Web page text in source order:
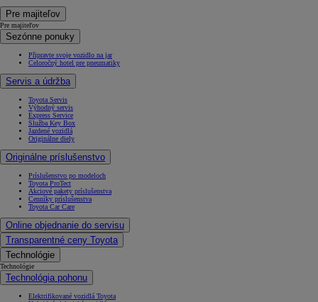
Pre majiteľov
Pre majiteľov
Sezónne ponuky
Připravte svoje vozidlo na jar
Celoročný hotel pre pneumatiky
Servis a údržba
Toyota Servis
Výhodný servis
Express Service
Služba Key Box
Jazdené vozidlá
Originálne diely
Originálne príslušenstvo
Príslušenstvo po modeloch
Toyota ProTect
Akciové pakety príslušenstva
Cenníky príslušenstva
Toyota Car Care
Online objednanie do servisu
Transparentné ceny Toyota
Technológie
Technológie
Technológia pohonu
Elektrifikované vozidlá Toyota